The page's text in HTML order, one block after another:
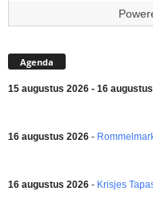
Agenda
15 augustus 2026 - 16
16 augustus 2026 -
16 augustus 2026 - Krisjes